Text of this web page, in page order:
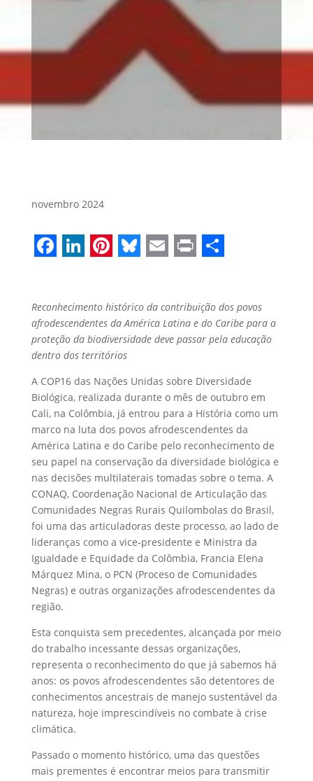
novembro 2024
Reconhecimento histórico da contribuição dos povos
afrodescendentes da América Latina e do Caribe para a
proteção da biodiversidade deve passar pela educação
dentro dos territórios
A COP16 das Nações Unidas sobre Diversidade
Biológica, realizada durante o mês de outubro em
Cali, na Colômbia, já entrou para a História como um
marco na luta dos povos afrodescendentes da
América Latina e do Caribe pelo reconhecimento de
seu papel na conservação da diversidade biológica e
nas decisões multilaterais tomadas sobre o tema. A
CONAQ, Coordenação Nacional de Articulação das
Comunidades Negras Rurais Quilombolas do Brasil,
foi uma das articuladoras deste processo, ao lado de
lideranças como a vice-presidente e Ministra da
Igualdade e Equidade da Colômbia, Francia Elena
Márquez Mina, o PCN (Proceso de Comunidades
Negras) e outras organizações afrodescendentes da
região.
Esta conquista sem precedentes, alcançada por meio
do trabalho incessante dessas organizações,
representa o reconhecimento do que já sabemos há
anos: os povos afrodescendentes são detentores de
conhecimentos ancestrais de manejo sustentável da
natureza, hoje imprescindíveis no combate à crise
climática.
Passado o momento histórico, uma das questões
mais prementes é encontrar meios para transmitir